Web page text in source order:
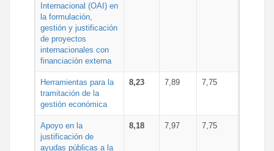
Internacional (OAI) en
la formulación,
gestión y justificación
de proyectos
internacionales con
financiación externa
Herramientas para la
tramitación de la
gestión económica
8,23 7,89 7,75
Apoyo en la
justificación de
ayudas públicas a la
8,18 7,97 7,75